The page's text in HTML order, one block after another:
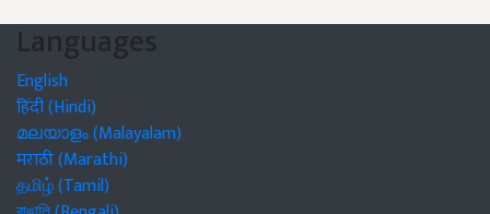
Languages
English
हिंदी (Hindi)
മലയാളം (Malayalam)
मराठी (Marathi)
தமிழ் (Tamil)